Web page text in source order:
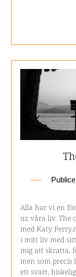
Alla har vi en
ur, våra liv. The
med Katy
i mitt liv med
mig att skratta,
men som precis
ett svart,